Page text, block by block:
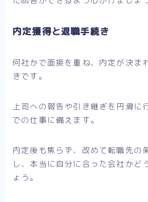
内定獲得と退職手続き
何社かで面接を重ね、内定が決ま
きです。
上司への報告や引き継ぎを円滑に
での仕事に備えます。
内定後も焦らず、改めて転職先の
し、本当に自分に合った会社かど
ょう。